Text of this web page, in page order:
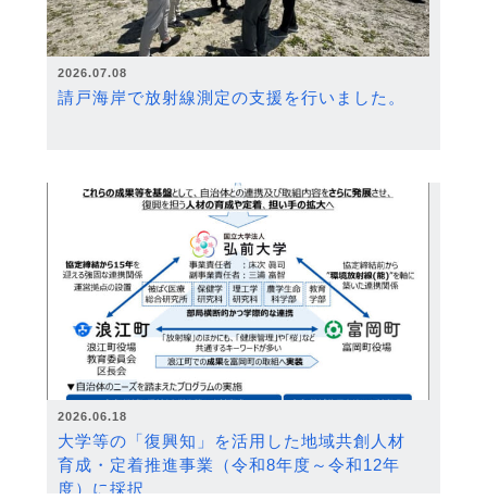
2026.07.08
請戸海岸で放射線測定の支援を行いました。
2026.06.18
大学等の「復興知」を活用した地域共創人材
育成・定着推進事業（令和8年度～令和12年
度）に採択